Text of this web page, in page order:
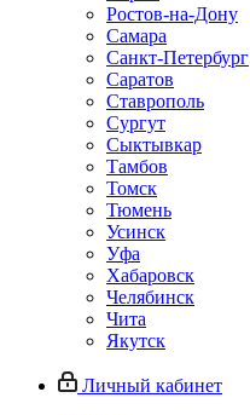
Ростов-на-Дону
Самара
Санкт-Петербург
Саратов
Ставрополь
Сургут
Сыктывкар
Тамбов
Томск
Тюмень
Усинск
Уфа
Хабаровск
Челябинск
Чита
Якутск
Личный кабинет